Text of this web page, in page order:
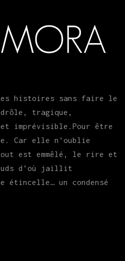
histoires sans faire le
tragique,
imprévisible.Pour être
Car elle n’oublie
est emmêlé, le rire et
d’où jaillit
étincelle… un condensé